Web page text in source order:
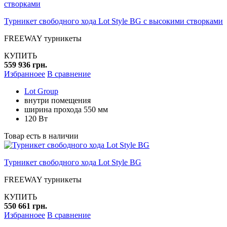
Турникет свободного хода Lot Style BG с высокими створками
FREEWAY турникеты
КУПИТЬ
559 936 грн.
Избранноее В сравнение
Lot Group
внутри помещения
ширина прохода 550 мм
120 Вт
Товар есть в наличии
Турникет свободного хода Lot Style BG
FREEWAY турникеты
КУПИТЬ
550 661 грн.
Избранноее В сравнение